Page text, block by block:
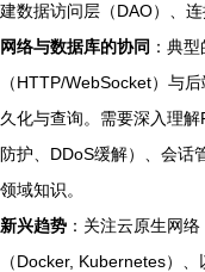
建数据访问层（DAO）、
网络与数据库的协同 ：典
（HTTP/WebSocket）与
久化与查询。需要深入理
防护、DDoS缓解）、会话
领域知识。
新兴趋势 ：关注云原生网
（Docker, Kubernetes）